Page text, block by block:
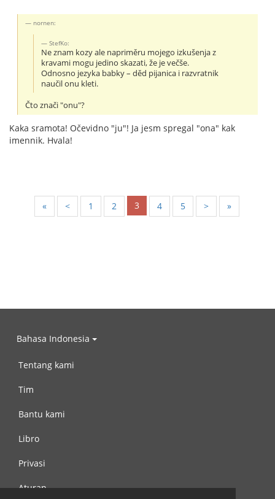
nornen:
StefKo:
Ne znam kozy ale napriměru mojego izkušenja z
kravami mogu jedino skazati, že je večše.
Odnosno jezyka babky – děd pijanica i razvratnik
naučil onu kleti.
Čto znači "onu"?
Kaka sramota! Očevidno "ju"! Ja jesm spregal "ona" kak
imennik. Hvala!
« < 1 2 3 4 5 > »
Bahasa Indonesia
Tentang kami
Tim
Bantu kami
Libro
Privasi
Aturan